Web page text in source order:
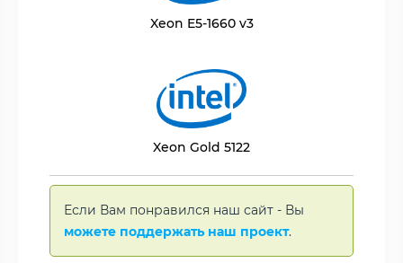
Xeon E5-1660 v3
Xeon Gold 5122
Если Вам понравился наш сайт - Вы
можете поддержать наш проект.